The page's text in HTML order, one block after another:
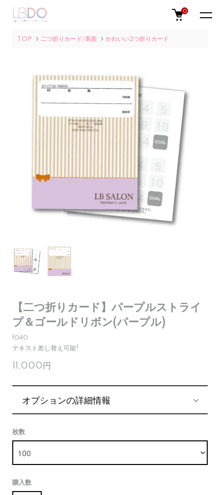
0
TOP 二つ折りカード/表面 かわいい2つ折りカード
【二つ折りカード】パープルストライ
プ＆ゴールドリボン(パープル)
f040
テキスト差し替え可能!
11,000円
オプションの詳細情報
枚数
購入数